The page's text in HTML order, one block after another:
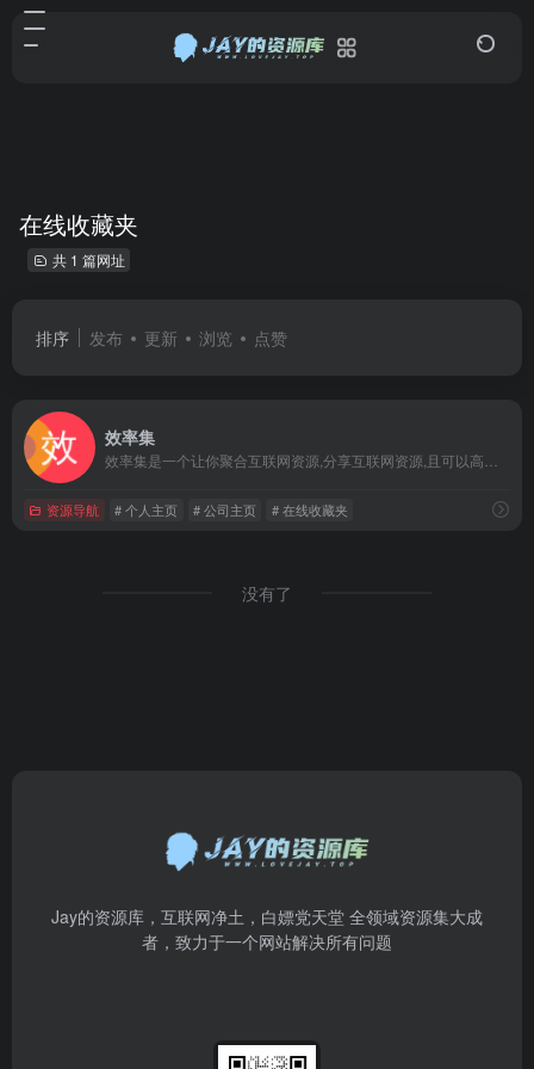
在线收藏夹
共 1 篇网址
排序 发布 更新 浏览 点赞
效率集
资源导航 # 个人主页 # 公司主页 # 在线收藏夹
没有了
Jay的资源库，互联网净土，白嫖党天堂 全领域资源集大成
者，致力于一个网站解决所有问题